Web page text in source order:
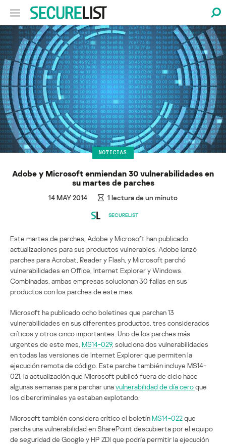
NOTICIAS
Adobe y Microsoft enmiendan 30 vulnerabilidades en
su martes de parches
14 MAY 2014 1 lectura de un minuto
SECURELIST
Este martes de parches, Adobe y Microsoft han publicado
actualizaciones para sus productos vulnerables. Adobe lanzó
parches para Acrobat, Reader y Flash, y Microsoft parchó
vulnerabilidades en Office, Internet Explorer y Windows.
Combinadas, ambas empresas solucionan 30 fallas en sus
productos con los parches de este mes.
Microsoft ha publicado ocho boletines que parchan 13
vulnerabilidades en sus diferentes productos, tres considerados
críticos y otros cinco importantes. Uno de los parches más
urgentes de este mes, MS14-029, soluciona dos vulnerabilidades
en todas las versiones de Internet Explorer que permiten la
ejecución remota de código. Este parche también incluye MS14-
021, la actualización que Microsoft publicó fuera de ciclo hace
algunas semanas para parchar unavulnerabilidad de día ceroque
los cibercriminales ya estaban explotando.
Microsoft también considera crítico el boletínMS14-022que
parcha una vulnerabilidad en SharePoint descubierta por el equipo
de seguridad de Google y HP ZDI que podría permitir la ejecución